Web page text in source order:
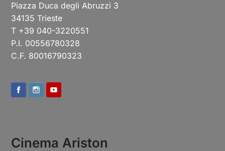
Piazza Duca degli Abruzzi 3
34135 Trieste
T +39 040-3220551
P.I. 00556780328
C.F. 80016790323
Cinema Ariston